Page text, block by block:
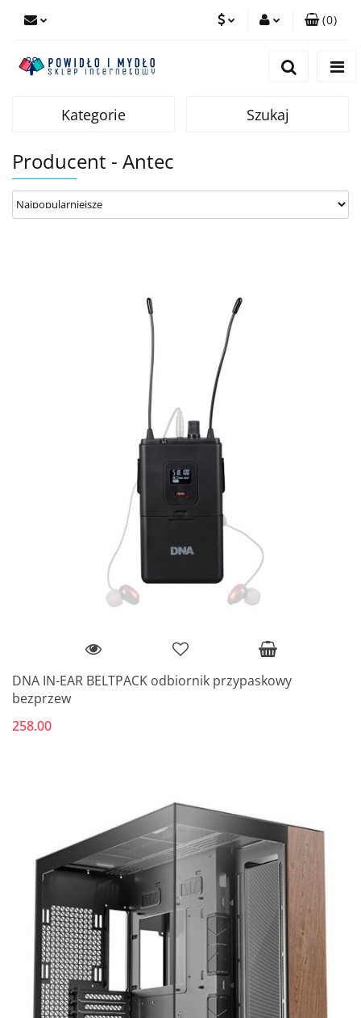
Dodaj zgłoszenie
(0)
Kategorie Szukaj
Producent - Antec
DNA IN-EAR BELTPACK odbiornik przypaskowy
bezprzew
258.00